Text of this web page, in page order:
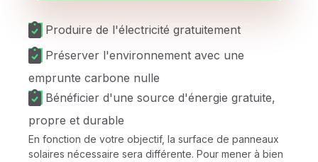
Produire de l'électricité gratuitement
Préserver l'environnement avec une
emprunte carbone nulle
Bénéficier d'une source d'énergie gratuite,
propre et durable
En fonction de votre objectif, la surface de panneaux
solaires nécessaire sera différente. Pour mener à bien